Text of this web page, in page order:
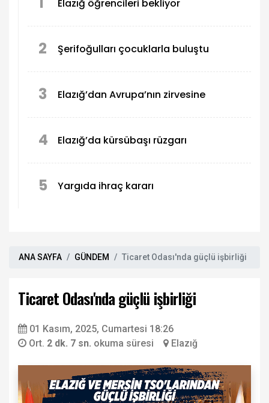
Elazığ öğrencileri bekliyor
2 Şerifoğulları çocuklarla buluştu
3 Elazığ’dan Avrupa’nın zirvesine
4 Elazığ’da kürsübaşı rüzgarı
5 Yargıda ihraç kararı
ANA SAYFA GÜNDEM Ticaret Odası'nda güçlü işbirliği
Ticaret Odası'nda güçlü işbirliği
01 Kasım, 2025, Cumartesi 18:26
Ort. 2 dk. 7 sn. okuma süresi Elazığ